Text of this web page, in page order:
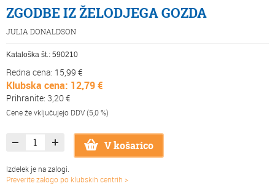
ZGODBE IZ ŽELODJEGA GOZDA
JULIA DONALDSON
Kataloška št.: 590210
Redna cena: 15,99 €
Klubska cena: 12,79 €
Prihranite: 3,20 €
Cene že vključujejo DDV (5,0 %)
V košarico
Izdelek je na zalogi.
Preverite zalogo po klubskih centrih >